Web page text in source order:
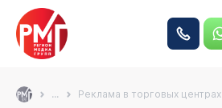
... Реклама в торговых центрах